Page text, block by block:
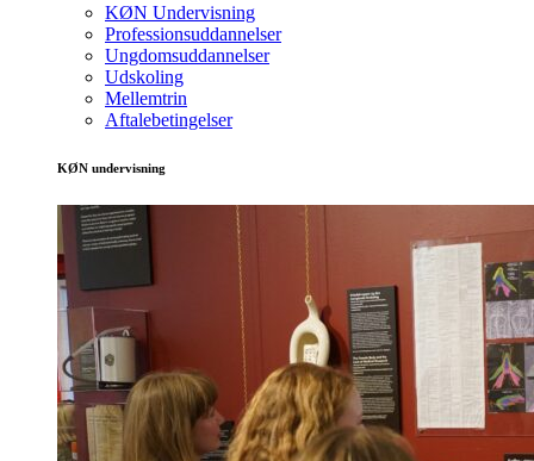
KØN Undervisning
Professionsuddannelser
Ungdomsuddannelser
Udskoling
Mellemtrin
Aftalebetingelser
KØN undervisning